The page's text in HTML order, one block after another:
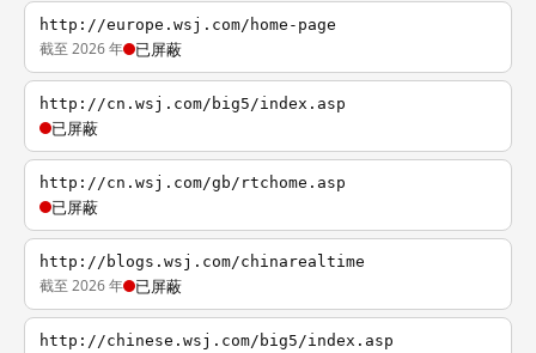
http://europe.wsj.com/home-page
截至 2026 年 已屏蔽
http://cn.wsj.com/big5/index.asp
已屏蔽
http://cn.wsj.com/gb/rtchome.asp
已屏蔽
http://blogs.wsj.com/chinarealtime
截至 2026 年 已屏蔽
http://chinese.wsj.com/big5/index.asp